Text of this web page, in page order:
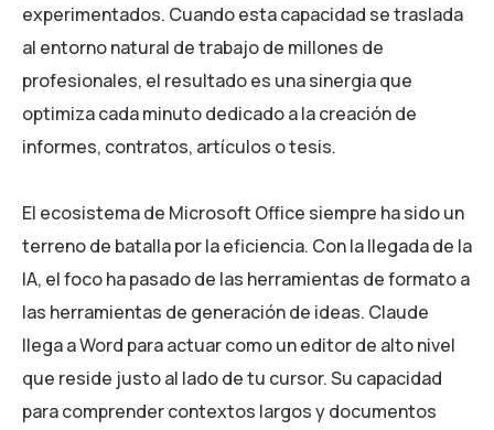
experimentados. Cuando esta capacidad se traslada
al entorno natural de trabajo de millones de
profesionales, el resultado es una sinergia que
optimiza cada minuto dedicado a la creación de
informes, contratos, artículos o tesis.
El ecosistema de Microsoft Office siempre ha sido un
terreno de batalla por la eficiencia. Con la llegada de la
IA, el foco ha pasado de las herramientas de formato a
las herramientas de generación de ideas. Claude
llega a Word para actuar como un editor de alto nivel
que reside justo al lado de tu cursor. Su capacidad
para comprender contextos largos y documentos